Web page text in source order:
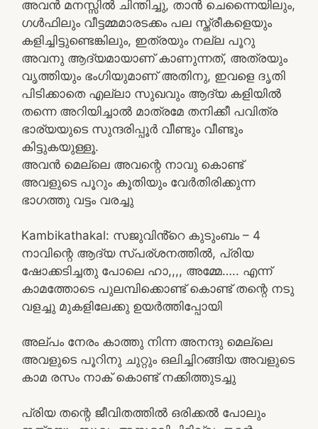
അവൻ മനസ്സിൽ ചിന്തിച്ചു, താൻ ചെന്നൈയിലും,
ഗൾഫിലും വീട്ടമ്മമാരടക്കം പല സ്ത്രീകളെയും
കളിച്ചിട്ടുണ്ടെങ്കിലും, ഇത്രയും നല്ല പൂറു
അവനു ആദ്യമായാണ് കാണുന്നത്, അത്രയും
വൃത്തിയും ഭംഗിയുമാണ് അതിനു, ഇവളെ ദൃതി
പിടിക്കാതെ എല്ലാ സുഖവും ആദ്യ കളിയിൽ
തന്നെ അറിയിച്ചാൽ മാത്രമേ തനിക്കീ പവിത്ര
ഭാര്യയുടെ സുന്ദരിപ്പൂർ വീണ്ടും വീണ്ടും
കിട്ടുകയുള്ളൂ.
അവൻ മെല്ലെ അവന്റെ നാവു കൊണ്ട്
അവളുടെ പൂറും കൂതിയും വേർതിരിക്കുന്ന
ഭാഗത്തു വട്ടം വരച്ചു
Kambikathakal: സജുവിൻ്റെ കുടുംബം – 4
നാവിന്റെ ആദ്യ സ്പര്ശനത്തിൽ, പ്രിയ
ഷോക്കടിച്ചതു പോലെ ഹാ,,,, അമ്മേ….. എന്ന്
കാമത്തോടെ പുലമ്പിക്കൊണ്ട് കൊണ്ട് തന്റെ നടു
വളച്ചു മുകളിലേക്കു ഉയർത്തിപ്പോയി
അല്പം നേരം കാത്തു നിന്ന അനന്ദു മെല്ലെ
അവളുടെ പൂറിനു ചുറ്റും ഒലിച്ചിറങ്ങിയ അവളുടെ
കാമ രസം നാക് കൊണ്ട് നക്കിത്തുടച്ചു
പ്രിയ തന്റെ ജീവിതത്തിൽ ഒരിക്കൽ പോലും